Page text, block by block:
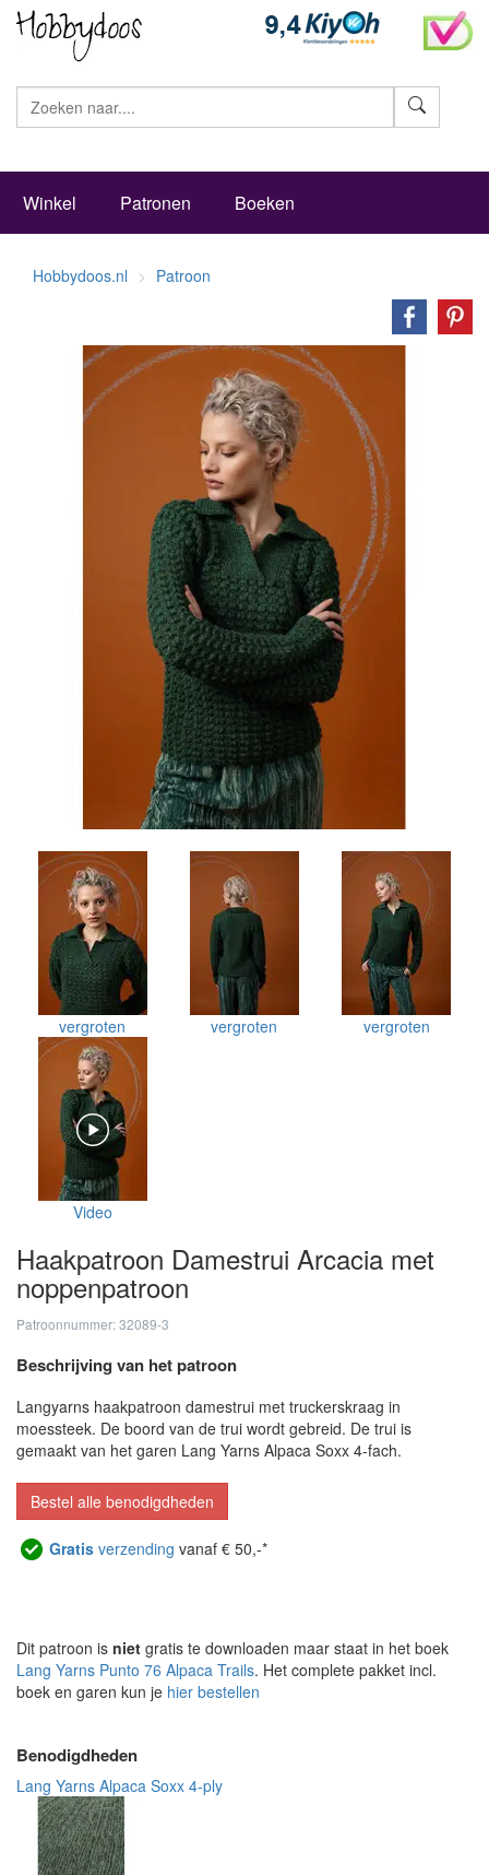
Winkel Patronen Boeken
Hobbydoos.nl Patroon
vergroten vergroten vergroten
Video
Haakpatroon Damestrui Arcacia met
noppenpatroon
Patroonnummer: 32089-3
Beschrijving van het patroon
Langyarns haakpatroon damestrui met truckerskraag in
moessteek. De boord van de trui wordt gebreid. De trui is
gemaakt van het garen Lang Yarns Alpaca Soxx 4-fach.
Bestel alle benodigdheden
Gratis verzending vanaf € 50,-*
Dit patroon is niet gratis te downloaden maar staat in het boek
Lang Yarns Punto 76 Alpaca Trails. Het complete pakket incl.
boek en garen kun je hier bestellen
Benodigdheden
Lang Yarns Alpaca Soxx 4-ply